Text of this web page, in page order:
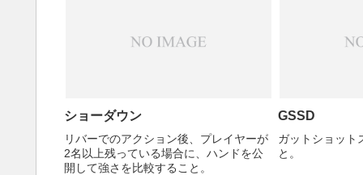
ショーダウン
リバーでのアクション後、プレイヤーが
2名以上残っている場合に、ハンドを公
開して強さを比較すること。
GSSD
ガットショット
と。